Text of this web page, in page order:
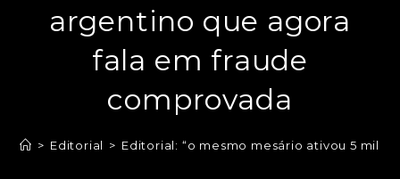
argentino que agora
fala em fraude
comprovada
> Editorial > Editorial: “o mesmo mesário ativou 5 mil